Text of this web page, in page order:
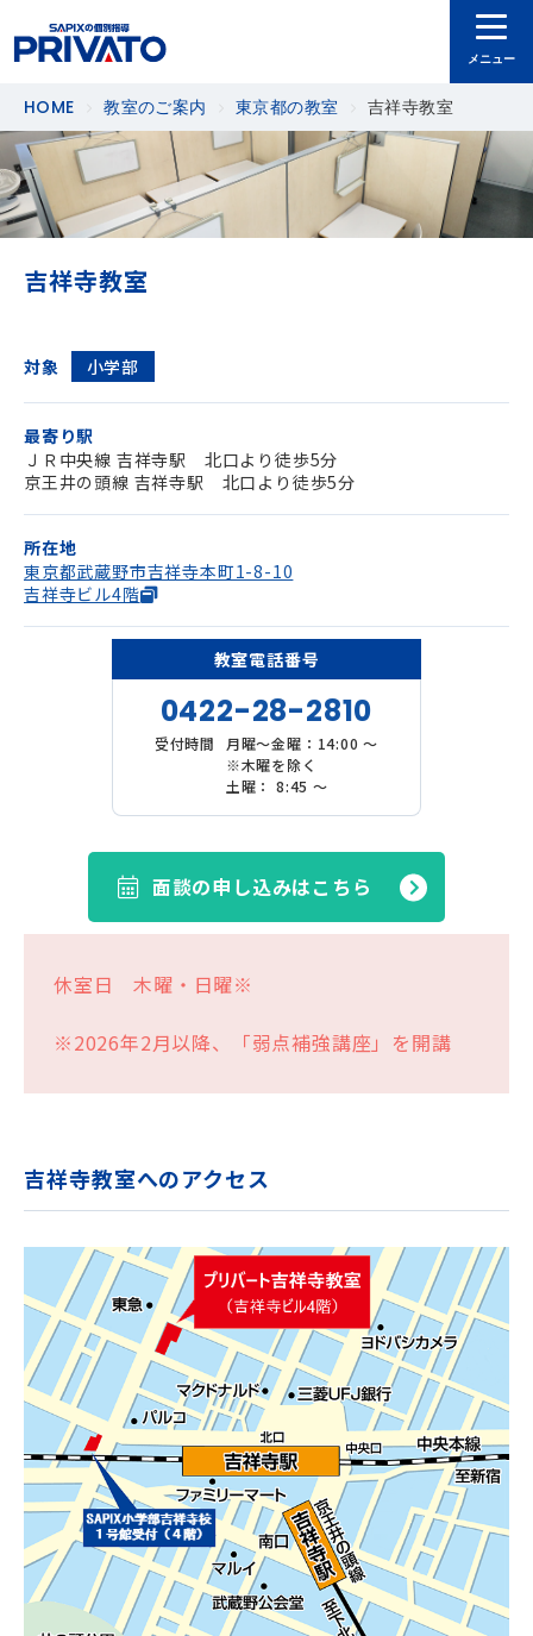
メニュー
⼊室までの流れ 教室のご案内
個別指導
マイページ
SAPIX小学部に通われていない方
オンライン授業のご利用について
教室のご案内
ご入室について
イベント
お知らせ
資料請求
会社概要
採用情報
プライバシーポリシー
推奨環境
HOME 教室のご案内 東京都の教室 吉祥寺教室
吉祥寺教室
対象 小学部
最寄り駅
ＪＲ中央線 吉祥寺駅 北口より徒歩5分
京王井の頭線 吉祥寺駅 北口より徒歩5分
所在地
東京都武蔵野市吉祥寺本町1-8-10
吉祥寺ビル4階
教室電話番号
0422-28-2810
受付時間
月曜～金曜：14:00 〜
※木曜を除く
土曜： 8:45 〜
面談の申し込みはこちら
休室日 木曜・日曜※
※2026年2月以降、「弱点補強講座」を開講
吉祥寺教室へのアクセス